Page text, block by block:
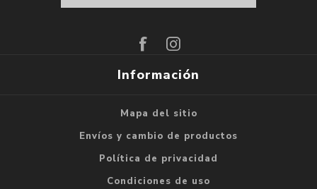
Información
Mapa del sitio
Envíos y cambio de productos
Política de privacidad
Condiciones de uso